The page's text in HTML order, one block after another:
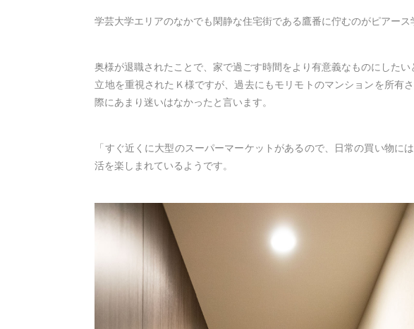
学芸大学エリアのなかでも閑静な住宅街である鷹番に佇むのがピアー
奥様が退職されたことで、家で過ごす時間をより有意義なものにした
立地を重視されたＫ様ですが、過去にもモリモトのマンションを所有
際にあまり迷いはなかったと言います。
「すぐ近くに大型のスーパーマーケットがあるので、日常の買い物
活を楽しまれているようです。